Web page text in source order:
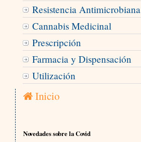
Resistencia Antimicrobiana
Cannabis Medicinal
Prescripción
Farmacia y Dispensación
Utilización
Inicio
Novedades sobre la Covid